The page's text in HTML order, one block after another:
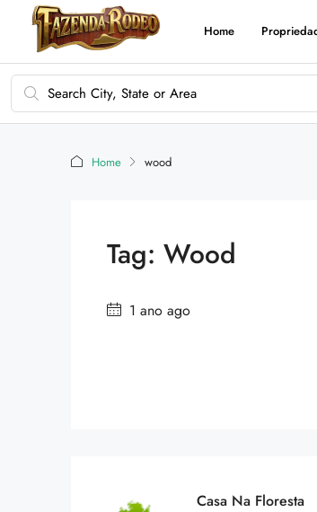
Home
Home wood
Tag: Wood
1 ano ago
Casa Na Floresta